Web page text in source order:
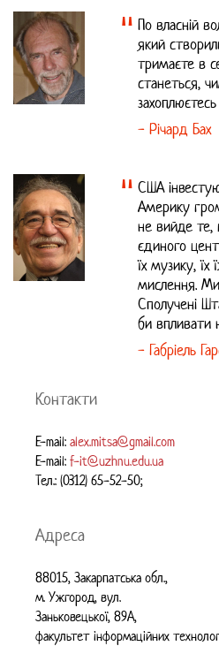
По власній
який
тримаєте в
станеться,
- Річард Бах
США
Америку
не вийде те,
єдиного
їх музику, їх
мислення.
Сполучені
би впливати
- Габріель
Контакти
E-mail:alex.mitsa@gmail.com
E-mail:f-it@uzhnu.edu.ua
Тел.: (0312) 65-52-50;
Адреса
88015, Закарпатська обл.,
м. Ужгород, вул.
Заньковецької, 89А,
факультет інформаційних